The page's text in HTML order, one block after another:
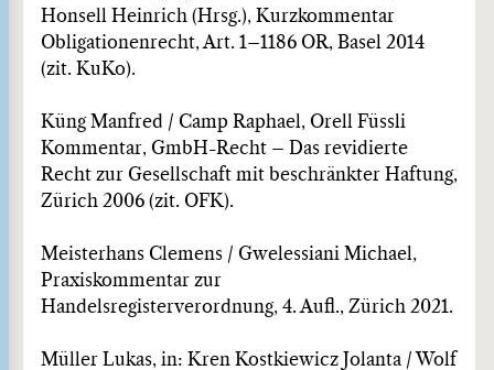
Honsell Heinrich (Hrsg.), Kurzkommentar
Obligationenrecht, Art. 1–1186 OR, Basel 2014
(zit. KuKo).
Küng Manfred / Camp Raphael, Orell Füssli
Kommentar, GmbH-Recht – Das revidierte
Recht zur Gesellschaft mit beschränkter Haftung,
Zürich 2006 (zit. OFK).
Meisterhans Clemens / Gwelessiani Michael,
Praxiskommentar zur
Handelsregisterverordnung, 4. Aufl., Zürich 2021.
Müller Lukas, in: Kren Kostkiewicz Jolanta / Wolf